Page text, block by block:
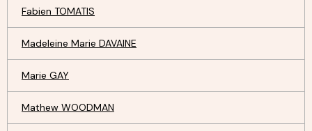
Fabien TOMATIS
Madeleine Marie DAVAINE
Marie GAY
Mathew WOODMAN